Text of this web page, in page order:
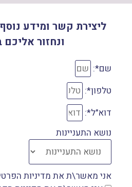
ליצירת קשר ומידע
ונחזור
שם*:
טלפון*:
דוא"ל*:
נושא התעניינות
אני מאשר\ת את מדיניות